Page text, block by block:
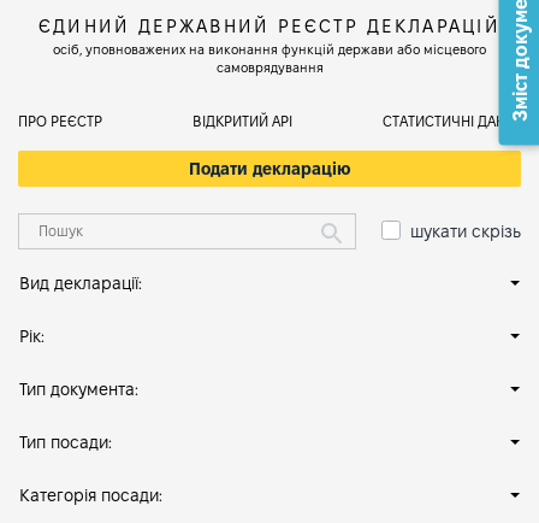
ЄДИНИЙ ДЕРЖАВНИЙ РЕЄСТР ДЕКЛАРАЦІЙ
осіб, уповноважених на виконання функцій держави або місцевого
самоврядування
ПРО РЕЄСТР ВІДКРИТИЙ АРІ СТАТИСТИЧНІ ДАНІ
Подати декларацію
шукати скрізь
Вид декларації:
Рік:
Тип документа:
Тип посади:
Категорія посади:
Зміст документа